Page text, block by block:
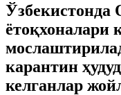
ётоқхоналари
карантин
келганлар